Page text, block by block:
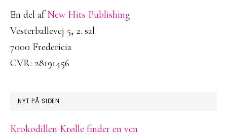
En del afNew Hits Publishing
Vesterballevej 5, 2. sal
7000 Fredericia
CVR: 28191456
NYT PÅ SIDEN
Krokodillen Krølle finder en ven